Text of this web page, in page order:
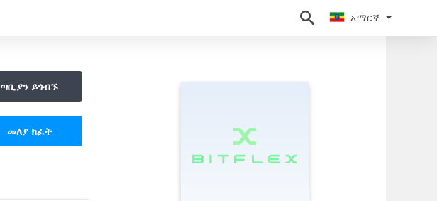
አማርኛ
አማርኛ
ጣቢያን ይጎብኙ
መለያ ክፈት